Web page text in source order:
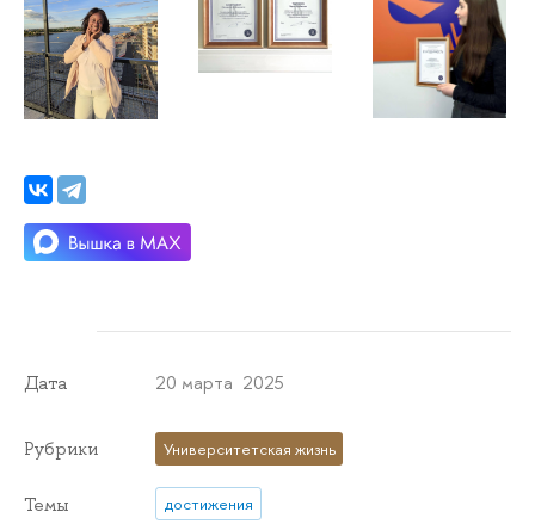
Дата 20 марта 2025
Рубрики Университетская жизнь
Темы
достижения